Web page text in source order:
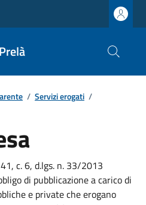
/ Servizi erogati /
c. 6, d.lgs. n. 33/2013
di pubblicazione a carico di
e private che erogano